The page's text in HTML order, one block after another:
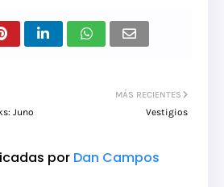
MÁS RECIENTES
Vestigios
Juno
por Dan Campos